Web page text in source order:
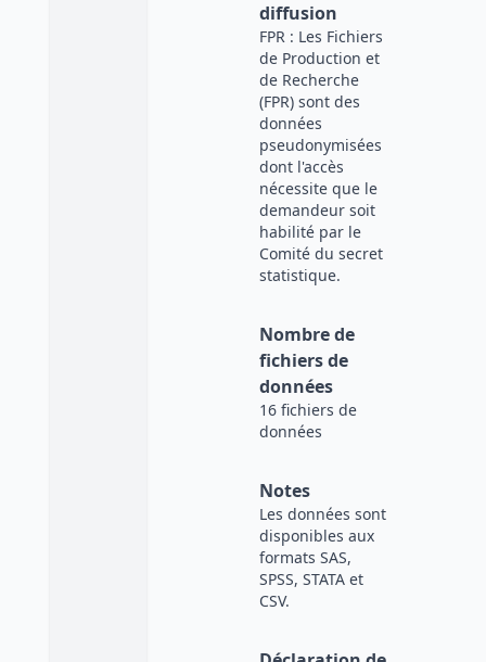
diffusion
FPR : Les Fichiers
de Production et
de Recherche
(FPR) sont des
données
pseudonymisées
dont l'accès
nécessite que le
demandeur soit
habilité par le
Comité du secret
statistique.
Nombre de
fichiers de
données
16 fichiers de
données
Notes
Les données sont
disponibles aux
formats SAS,
SPSS, STATA et
CSV.